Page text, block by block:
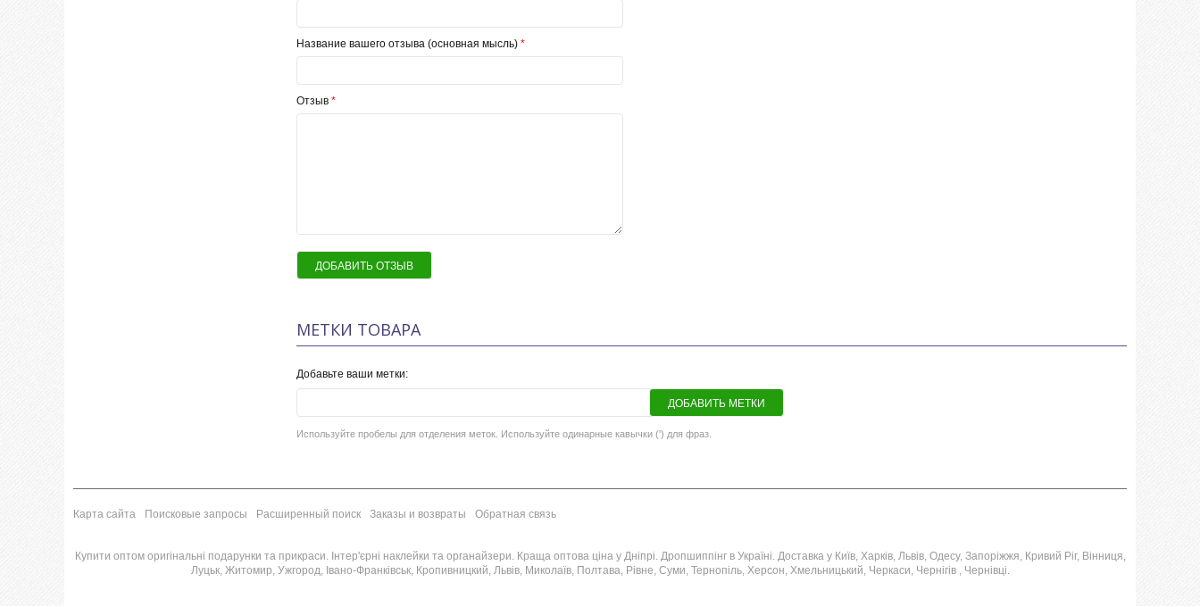
*
Название вашего отзыва (основная мысль)
*
Отзыв
ДОБАВИТЬ ОТЗЫВ
МЕТКИ ТОВАРА
Добавьте ваши метки:
ДОБАВИТЬ МЕТКИ
Используйте пробелы для отделения меток. Используйте одинарные кавычки (') для фраз.
Карта сайта Поисковые запросы Расширенный поиск Заказы и возвраты Обратная связь
Купити оптом оригінальні подарунки та прикраси. Інтер'єрні наклейки та органайзери. Краща оптова ціна у Дніпрі. Дропшиппінг в Україні. Доставка у Київ, Харків, Львів, Одесу, Запоріжжя, Кривий Ріг, Вінниця,
Луцьк, Житомир, Ужгород, Івано-Франківськ, Кропивницкий, Львів, Миколаїв, Полтава, Рівне, Суми, Тернопіль, Херсон, Хмельницький, Черкаси, Чернігів , Чернівці.